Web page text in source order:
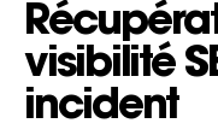
visibilité
incident